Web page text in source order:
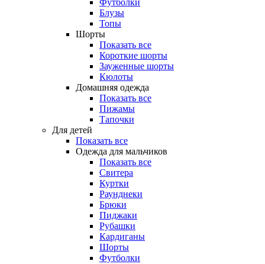
Футболки
Блузы
Топы
Шорты
Показать все
Короткие шорты
Зауженные шорты
Кюлоты
Домашняя одежда
Показать все
Пижамы
Тапочки
Для детей
Показать все
Одежда для мальчиков
Показать все
Свитера
Куртки
Раунднеки
Брюки
Пиджаки
Рубашки
Кардиганы
Шорты
Футболки